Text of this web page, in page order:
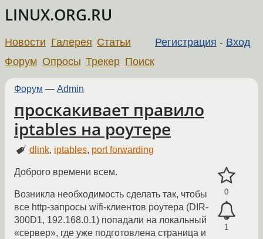
LINUX.ORG.RU
Регистрация - Вход
Новости Галерея Статьи
Форум Опросы Трекер Поиск
Форум — Admin
проскакивает правило
iptables на роутере
dlink, iptables, port forwarding
0
1
Доброго времени всем.
Возникла необходимость сделать так, чтобы
все http-запросы wifi-клиентов роутера (DIR-
300D1, 192.168.0.1) попадали на локальный
«сервер», где уже подготовлена страница и